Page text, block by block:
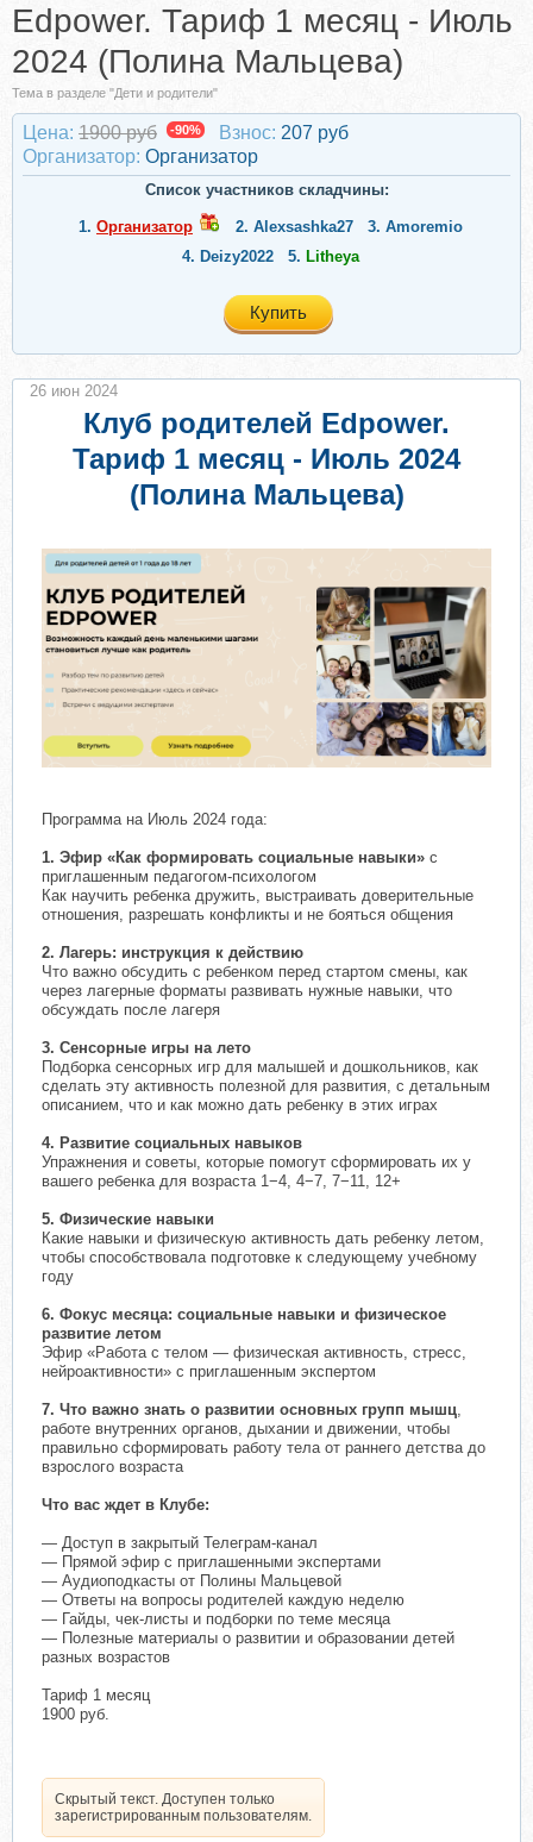
Edpower. Тариф 1 месяц - Июль
2024 (Полина Мальцева)
Тема в разделе "Дети и родители"
Цена: 1900 руб -90% Взнос: 207 руб
Организатор: Организатор
Список участников складчины:
1. Организатор 2. Alexsashka27 3. Amoremio
4. Deizy2022 5. Litheya
Купить
Клуб родителей Edpower.
Тариф 1 месяц - Июль 2024
(Полина Мальцева)
Программа на Июль 2024 года:
1. Эфир «Как формировать социальные навыки» с
приглашенным педагогом-психологом
Как научить ребенка дружить, выстраивать доверительные
отношения, разрешать конфликты и не бояться общения
2. Лагерь: инструкция к действию
Что важно обсудить с ребенком перед стартом смены, как
через лагерные форматы развивать нужные навыки, что
обсуждать после лагеря
3. Сенсорные игры на лето
Подборка сенсорных игр для малышей и дошкольников, как
сделать эту активность полезной для развития, с детальным
описанием, что и как можно дать ребенку в этих играх
4. Развитие социальных навыков
Упражнения и советы, которые помогут сформировать их у
вашего ребенка для возраста 1−4, 4−7, 7−11, 12+
5. Физические навыки
Какие навыки и физическую активность дать ребенку летом,
чтобы способствовала подготовке к следующему учебному
году
6. Фокус месяца: социальные навыки и физическое
развитие летом
Эфир «Работа с телом — физическая активность, стресс,
нейроактивности» с приглашенным экспертом
7. Что важно знать о развитии основных групп мышц,
работе внутренних органов, дыхании и движении, чтобы
правильно сформировать работу тела от раннего детства до
взрослого возраста
Что вас ждет в Клубе:
— Доступ в закрытый Телеграм-канал
— Прямой эфир с приглашенными экспертами
— Аудиоподкасты от Полины Мальцевой
— Ответы на вопросы родителей каждую неделю
— Гайды, чек-листы и подборки по теме месяца
— Полезные материалы о развитии и образовании детей
разных возрастов
Тариф 1 месяц
1900 руб.
Скрытый текст. Доступен только
зарегистрированным пользователям.
26 июн 2024